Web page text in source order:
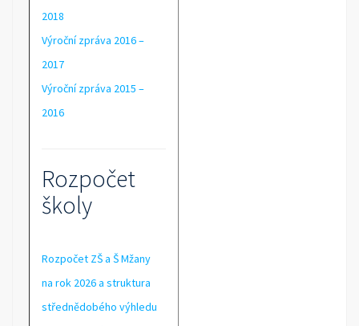
2018
Výroční zpráva 2016 –
2017
Výroční zpráva 2015 –
2016
Rozpočet
školy
Rozpočet ZŠ a Š Mžany
na rok 2026 a struktura
střednědobého výhledu